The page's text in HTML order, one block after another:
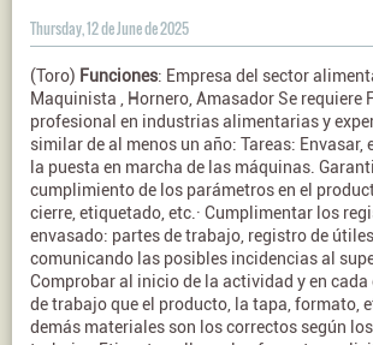
Thursday, 12 de June de 2025
(Toro) Funciones: Empresa del sector
Maquinista , Hornero, Amasador Se requiere
profesional en industrias alimentarias y
similar de al menos un año: Tareas: Envasar,
la puesta en marcha de las máquinas.
cumplimiento de los parámetros en el
cierre, etiquetado, etc.· Cumplimentar los
envasado: partes de trabajo, registro de útiles,
comunicando las posibles incidencias al
Comprobar al inicio de la actividad y en cada
de trabajo que el producto, la tapa, formato,
demás materiales son los correctos según